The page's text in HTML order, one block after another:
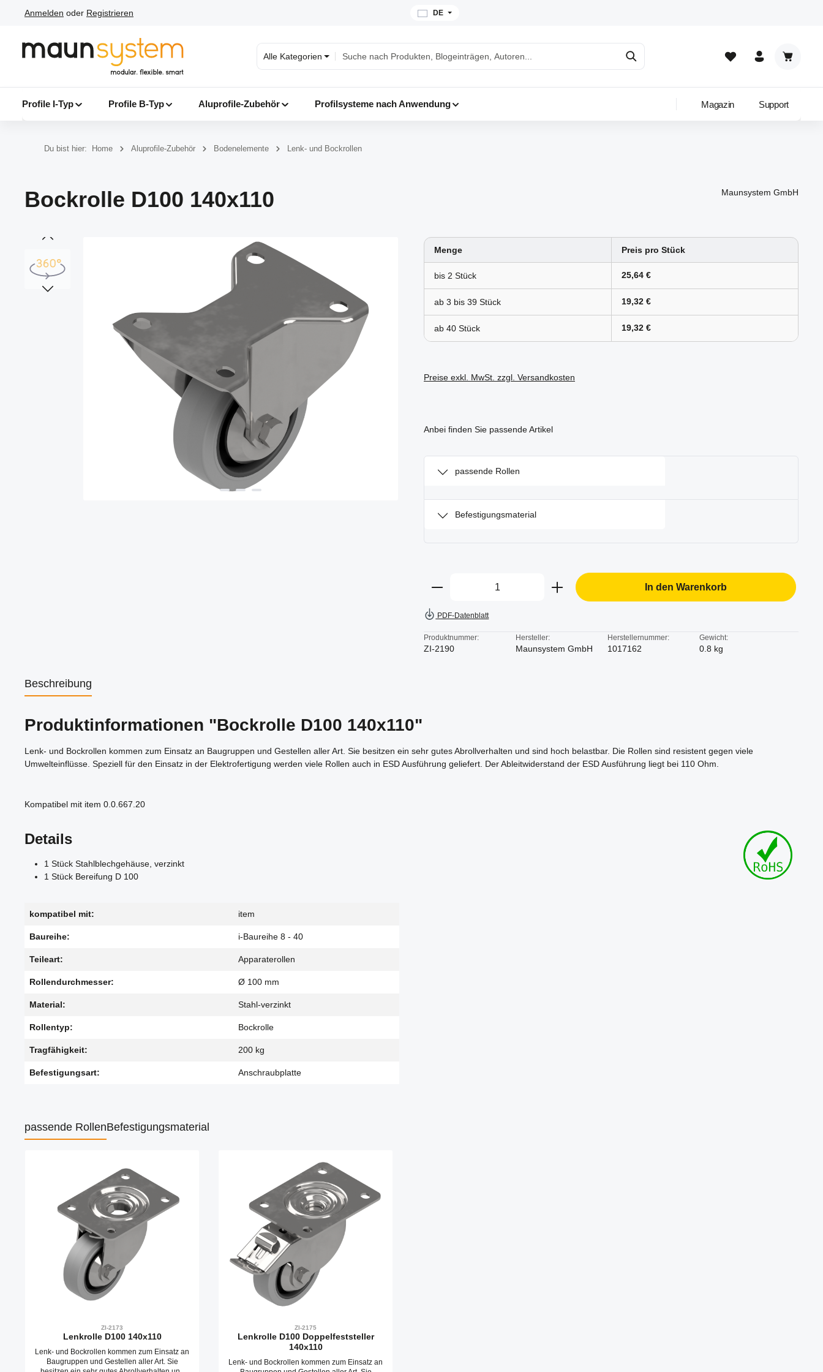
Hauptinhalt springen
Zur Suche springen
Zur Hauptnavigation springen
Anmelden oder Registrieren DE
Alle Kategorien
Profile I-Typ Profile B-Typ Aluprofile-Zubehör Profilsysteme nach Anwendung Magazin Support
Du bist hier: Home Aluprofile-Zubehör Bodenelemente Lenk- und Bockrollen
Bockrolle D100 140x110 Maunsystem GmbH
Menge Preis pro Stück
bis 2 25,64 €
ab 3 bis 39 19,32 €
ab 40 19,32 €
Preise exkl. MwSt. zzgl. Versandkosten
Anbei finden Sie passende Artikel
passende Rollen
Befestigungsmaterial
Produkt Anzahl: Gib den gewünschten Wert ein oder
In den Warenkorb
PDF-Datenblatt
Produktnummer:
ZI-2190
Hersteller:
Maunsystem GmbH
Herstellernummer:
1017162
Gewicht:
0.8 kg
Beschreibung
Produktinformationen "Bockrolle D100 140x110"
Lenk- und Bockrollen kommen zum Einsatz an Baugruppen und Gestellen aller Art. Sie besitzen ein sehr gutes Abrollverhalten und sind hoch belastbar. Die Rollen sind resistent gegen viele
Umwelteinflüsse. Speziell für den Einsatz in der Elektrofertigung werden viele Rollen auch in ESD Ausführung geliefert. Der Ableitwiderstand der ESD Ausführung liegt bei 110 Ohm.
Kompatibel mit item 0.0.667.20
Details
1 Stück Stahlblechgehäuse, verzinkt
1 Stück Bereifung D 100
kompatibel mit: item
Baureihe: i-Baureihe 8 - 40
Teileart: Apparaterollen
Rollendurchmesser: Ø 100 mm
Material: Stahl-verzinkt
Rollentyp: Bockrolle
Tragfähigkeit: 200 kg
Befestigungsart: Anschraubplatte
passende RollenBefestigungsmaterial
ZI-2173
Lenkrolle D100 140x110
Lenk- und Bockrollen kommen zum Einsatz an
Baugruppen und Gestellen aller Art. Sie
ZI-2175
Lenkrolle D100 Doppelfeststeller
140x110
Lenk- und Bockrollen kommen zum Einsatz an